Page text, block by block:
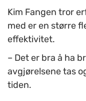
Kim Fangen tror
med er en større
effektivitet.
– Det er bra å ha
avgjørelsene tas
tiden.